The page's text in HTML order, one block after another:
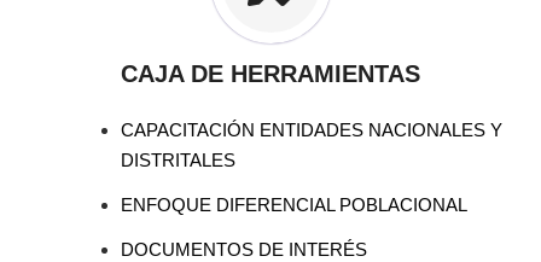
CAJA DE HERRAMIENTAS
CAPACITACIÓN ENTIDADES NACIONALES Y
DISTRITALES
ENFOQUE DIFERENCIAL POBLACIONAL
DOCUMENTOS DE INTERÉS